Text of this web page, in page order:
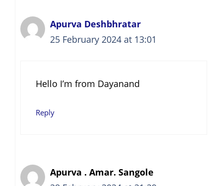
Apurva Deshbhratar
25 February 2024 at 13:01
Hello I’m from Dayanand
Reply
Apurva . Amar. Sangole